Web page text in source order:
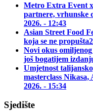
Metro Extra Event
partnere, vrhunske
2026. - 12:43
Asian Street Food
koja se ne propušta
Novi okus
još bogatijem
Umjetnost
masterclass
2026. - 15:34
Sjedište